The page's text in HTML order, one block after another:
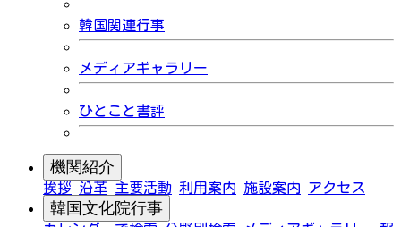
韓国関連行事
メディアギャラリー
ひとこと書評
機関紹介
挨拶 沿革 主要活動 利用案内 施設案内 アクセス
韓国文化院行事